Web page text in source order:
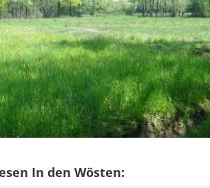
In den Wösten: